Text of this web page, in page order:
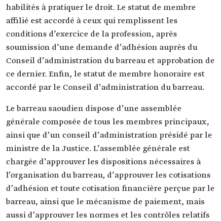
habilités à pratiquer le droit. Le statut de membre
affilié est accordé à ceux qui remplissent les
conditions d’exercice de la profession, après
soumission d’une demande d’adhésion auprès du
Conseil d’administration du barreau et approbation de
ce dernier. Enfin, le statut de membre honoraire est
accordé par le Conseil d’administration du barreau.
Le barreau saoudien dispose d’une assemblée
générale composée de tous les membres principaux,
ainsi que d’un conseil d’administration présidé par le
ministre de la Justice. L’assemblée générale est
chargée d’approuver les dispositions nécessaires à
l’organisation du barreau, d’approuver les cotisations
d’adhésion et toute cotisation financière perçue par le
barreau, ainsi que le mécanisme de paiement, mais
aussi d’approuver les normes et les contrôles relatifs